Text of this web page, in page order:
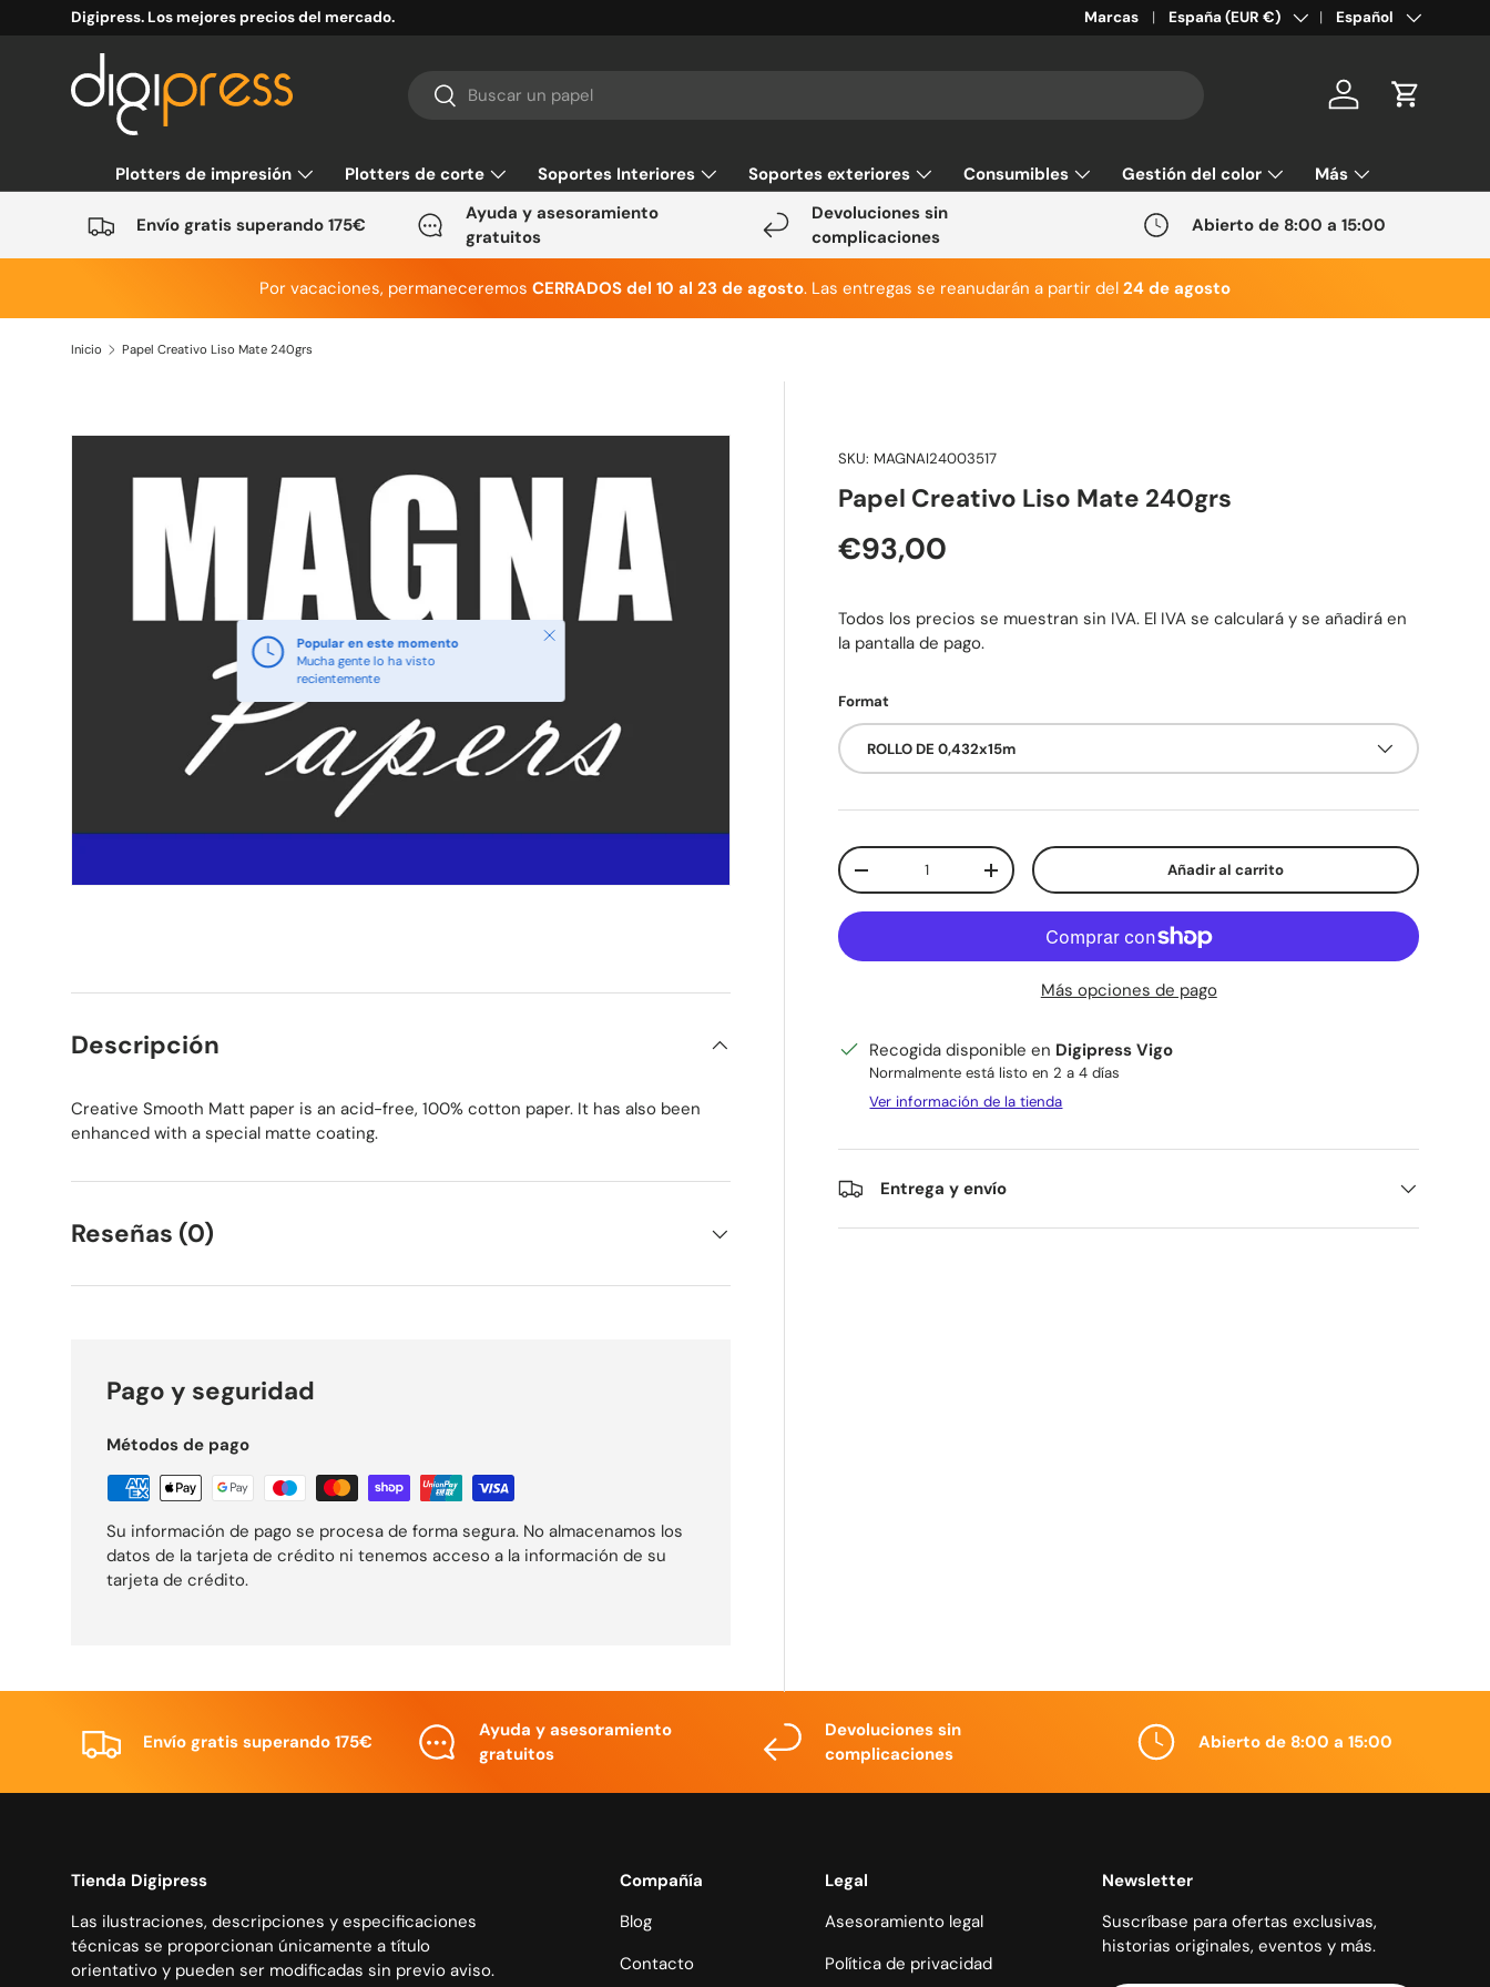
Digipress. Los mejores precios del mercado. Marcas País/Región
España (EUR €) IdiomaEspañol
Buscar
Buscar Cuenta Carrito
Plotters de impresión Plotters de corte Soportes Interiores Soportes exteriores Consumibles Gestión del color Más
Envío gratis superando 175€
Ayuda y asesoramiento
gratuitos
Devoluciones sin
complicaciones
Abierto de 8:00 a 15:00
Por vacaciones, permaneceremos CERRADOS del 10 al 23 de agosto. Las entregas se reanudarán a partir del 24 de agosto
Inicio Papel Creativo Liso Mate 240grs
Ir directamente a la información del producto
Popular en este momento
Mucha gente lo ha visto
recientemente
Cerrar
SKU: MAGNAI24003517
Papel Creativo Liso Mate 240grs
Precio normal
€93,00
Todos los precios se muestran sin IVA. El IVA se calculará y se añadirá en
la pantalla de pago.
Format
ROLLO DE 0,432x15m
Cant.
Disminuir cantidadAumentar la cantidad Añadir al carrito
Más opciones de pago
Recogida disponible en Digipress Vigo
Normalmente está listo en 2 a 4 días
Ver información de la tienda
Entrega y envío
Descripción
Creative Smooth Matt paper is an acid-free, 100% cotton paper. It has also been
enhanced with a special matte coating.
Reseñas (0)
Pago y seguridad
Métodos de pago
Su información de pago se procesa de forma segura. No almacenamos los
datos de la tarjeta de crédito ni tenemos acceso a la información de su
tarjeta de crédito.
Envío gratis superando 175€
Ayuda y asesoramiento
gratuitos
Devoluciones sin
complicaciones
Abierto de 8:00 a 15:00
Tienda Digipress
Las ilustraciones, descripciones y especificaciones
técnicas se proporcionan únicamente a título
orientativo y pueden ser modificadas sin previo aviso.
Compañía
Blog
Contacto
Legal
Asesoramiento legal
Política de privacidad
Newsletter
Suscríbase para ofertas exclusivas,
historias originales, eventos y más.